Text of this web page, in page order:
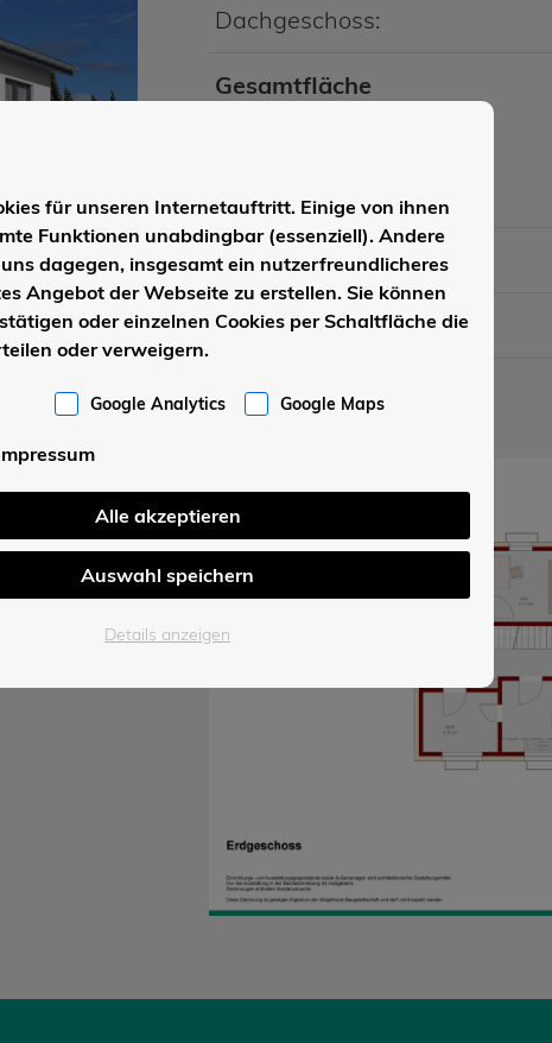
Dachgeschoss:
Gesamtfläche
Baukörper
Dachform:
Drempel:
Dachneigung:
für unseren Internetauftritt. Einige von ihnen
Funktionen unabdingbar (essenziell). Andere
dagegen, insgesamt ein nutzerfreundlicheres
Angebot der Webseite zu erstellen. Sie können
oder einzelnen Cookies per Schaltfläche die
oder verweigern.
Google Analytics Google Maps
Alle akzeptieren
Auswahl speichern
Details anzeigen